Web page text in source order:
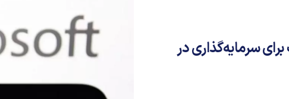
برای سرمایه‌گذاری در